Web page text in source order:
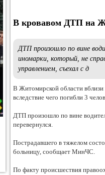
В кровавом ДТП на
ДТП произошло по вине
иномарки, который, не
управлением, съехал с д
В Житомирской области
вследствие чего погибли 3
ДТП произошло по вине
перевернулся.
Пострадавшего в тяжелом
больницу, сообщает МинЧС.
По факту происшествия